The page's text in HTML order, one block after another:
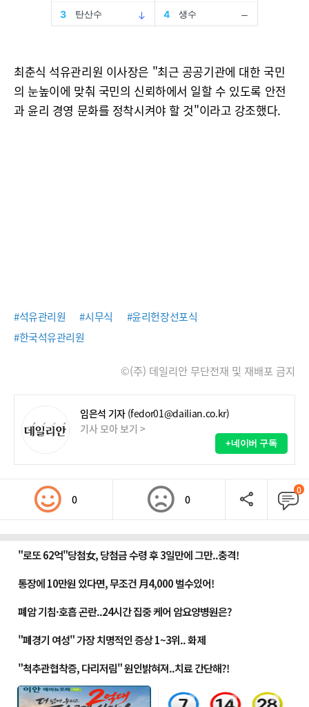
최춘식 석유관리원 이사장은 "최근 공공기관에 대한 국민
의 눈높이에 맞춰 국민의 신뢰하에서 일할 수 있도록 안전
과 윤리 경영 문화를 정착시켜야 할 것"이라고 강조했다.
#석유관리원 #시무식
#윤리헌장선포식
#한국석유관리원
©(주) 데일리안 무단전재 및 재배포 금지
임은석 기자 (fedor01@dailian.co.kr)
기사 모아 보기 >
+네이버 구독
0 0
0